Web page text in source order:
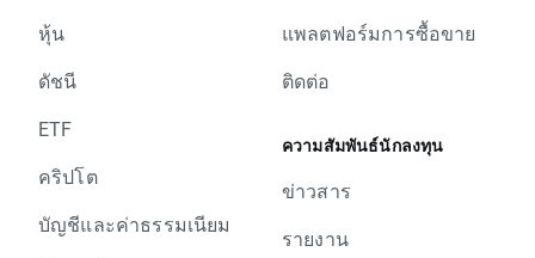
หุ้น
ดัชนี
ETF
คริปโต
บัญชีและค่าธรรมเนียม
แพลตฟอร์มการซื้อขาย
ติดต่อ
ความสัมพันธ์นักลงทุน
ข่าวสาร
รายงาน